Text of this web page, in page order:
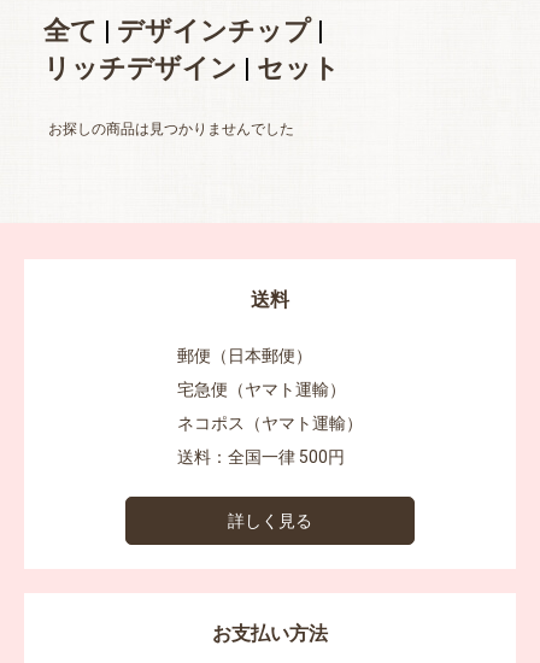
全て | デザインチップ |
リッチデザイン | セット
お探しの商品は見つかりませんでした
送料
郵便（日本郵便）
宅急便（ヤマト運輸）
ネコポス（ヤマト運輸）
送料：全国一律 500円
詳しく見る
お支払い方法